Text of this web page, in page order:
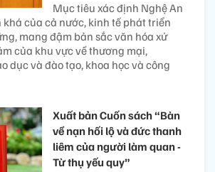
Mục tiêu xác định Nghệ An
của cả nước, kinh tế phát triển
mang đậm bản sắc văn hóa xứ
của khu vực về thương mại,
dục và đào tạo, khoa học và công
Xuất bản Cuốn sách “Bàn
về nạn hối lộ và đức thanh
liêm của người làm quan -
Từ thụ yếu quy”